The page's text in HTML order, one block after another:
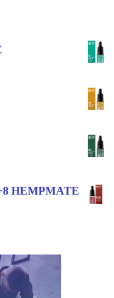
HEMPMATE